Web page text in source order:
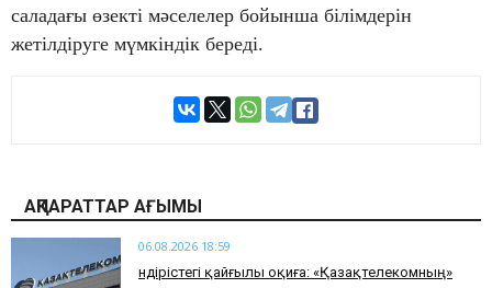
саладағы өзекті мәселелер бойынша білімдерін
жетілдіруге мүмкіндік береді.
АҚПАРАТТАР АҒЫМЫ
06.08.2026 18:59
Өндірістегі қайғылы оқиға: «Қазақтелекомның»